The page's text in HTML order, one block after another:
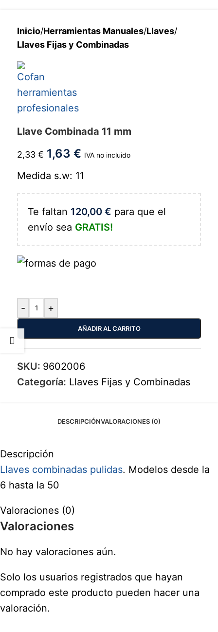
Inicio/Herramientas Manuales/Llaves/
Llaves Fijas y Combinadas
Llave Combinada 11 mm
2,33€ 1,63 € IVA no incluido
Medida s.w: 11
Te faltan 120,00 € para que el
envío sea GRATIS!
- +
AÑADIR AL CARRITO
SKU: 9602006
Categoría: Llaves Fijas y Combinadas
DESCRIPCIÓNVALORACIONES (0)
Descripción
Llaves combinadas pulidas. Modelos desde la
6 hasta la 50
Valoraciones (0)
Valoraciones
No hay valoraciones aún.
Solo los usuarios registrados que hayan
comprado este producto pueden hacer una
valoración.